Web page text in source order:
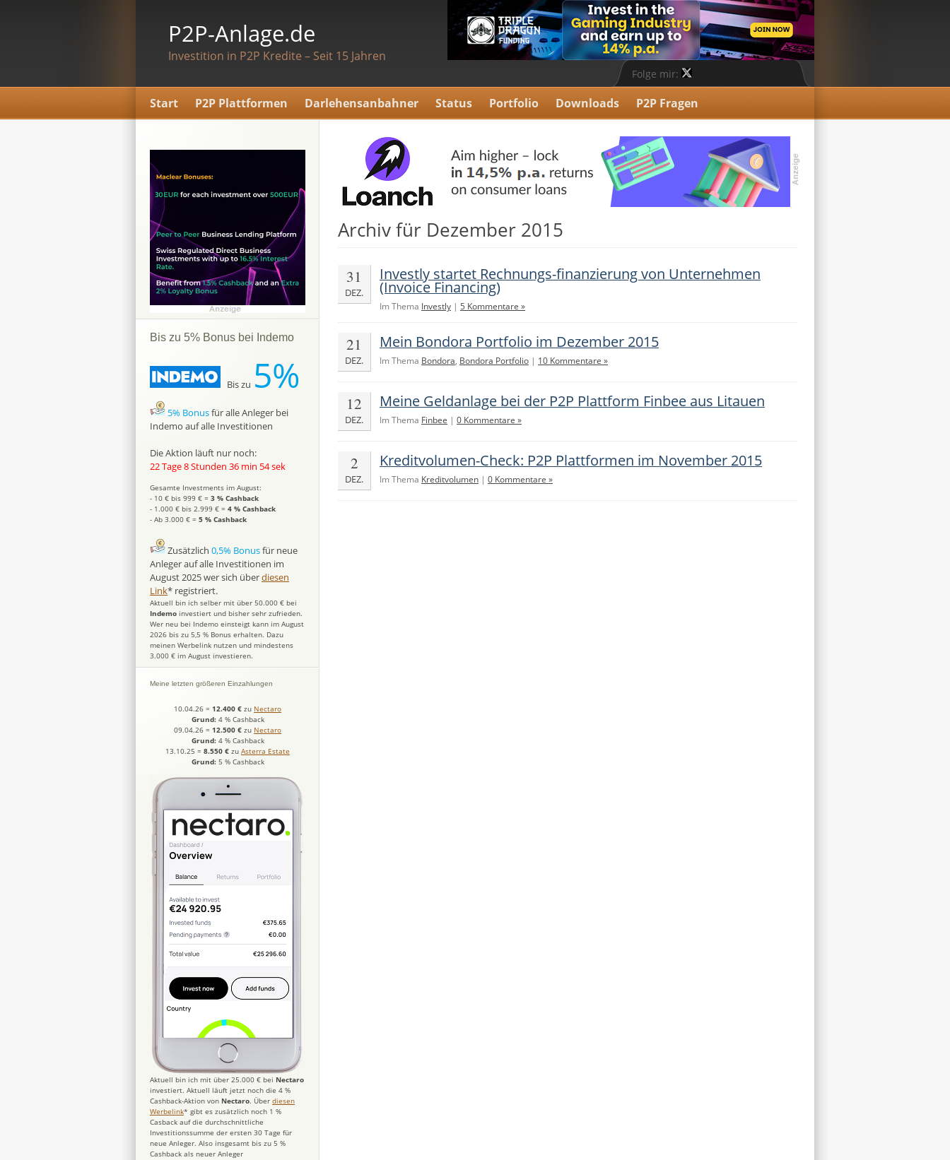
P2P-Anlage.de
Investition in P2P Kredite – Seit 15 Jahren
Folge mir:
Start P2P Plattformen Darlehensanbahner Status Portfolio Downloads P2P Fragen
Archiv für Dezember 2015
31
DEZ.
Investly startet Rechnungs-finanzierung von Unternehmen
(Invoice Financing)
Im Thema Investly | 5 Kommentare »
21
DEZ.
Mein Bondora Portfolio im Dezember 2015
Im Thema Bondora Bondora Portfolio | 10 Kommentare »
12
DEZ.
Meine Geldanlage bei der P2P Plattform Finbee aus Litauen
Im Thema Finbee | 0 Kommentare »
2
DEZ.
Kreditvolumen-Check: P2P Plattformen im November 2015
Im Thema Kreditvolumen | 0 Kommentare »
Bis zu 5% Bonus bei Indemo
Bis zu 5%
5% Bonusfür alle Anleger bei
Indemo auf alle Investitionen
Die Aktion läuft nur noch:
22 Tage 8 Stunden 36 min 53 sek
Gesamte Investments im August:
- 10 € bis 999 € = 3 % Cashback
- 1.000 € bis 2.999 € = 4 % Cashback
- Ab 3.000 € = 5 % Cashback
Zusätzlich 0,5% Bonusfür neue
Anleger auf alle Investitionen im
August 2025 wer sich überdiesen
Link* registriert.
Aktuell bin ich selber mit über 50.000 € bei
Indemo investiert und bisher sehr zufrieden.
Wer neu bei Indemo einsteigt kann im August
2026 bis zu 5,5 % Bonus erhalten. Dazu
meinen Werbelink nutzen und mindestens
3.000 € im August investieren.
Meine letzten größeren Einzahlungen
10.04.26 = 12.400 € zu Nectaro
Grund: 4 % Cashback
09.04.26 = 12.500 € zu Nectaro
Grund: 4 % Cashback
13.10.25 = 8.550 € zu Asterra Estate
Grund: 5 % Cashback
Aktuell bin ich mit über 25.000 € bei Nectaro
investiert. Aktuell läuft jetzt noch die 4 %
Cashback-Aktion von Nectaro. Über diesen
Werbelink* gibt es zusätzlich noch 1 %
Casback auf die durchschnittliche
Investitionssumme der ersten 30 Tage für
neue Anleger. Also insgesamt bis zu 5 %
Cashback als neuer Anleger